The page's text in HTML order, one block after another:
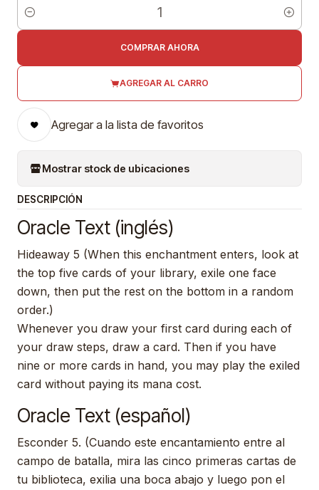
Cantidad
AGREGAR AL CARRO
COMPRAR AHORA
Agregar a la lista de favoritos
Mostrar stock de ubicaciones
DESCRIPCIÓN
Oracle Text (inglés)
Hideaway 5 (When this enchantment enters, look at
the top five cards of your library, exile one face
down, then put the rest on the bottom in a random
order.)
Whenever you draw your first card during each of
your draw steps, draw a card. Then if you have
nine or more cards in hand, you may play the exiled
card without paying its mana cost.
Oracle Text (español)
Esconder 5. (Cuando este encantamiento entre al
campo de batalla, mira las cinco primeras cartas de
tu biblioteca, exilia una boca abajo y luego pon el